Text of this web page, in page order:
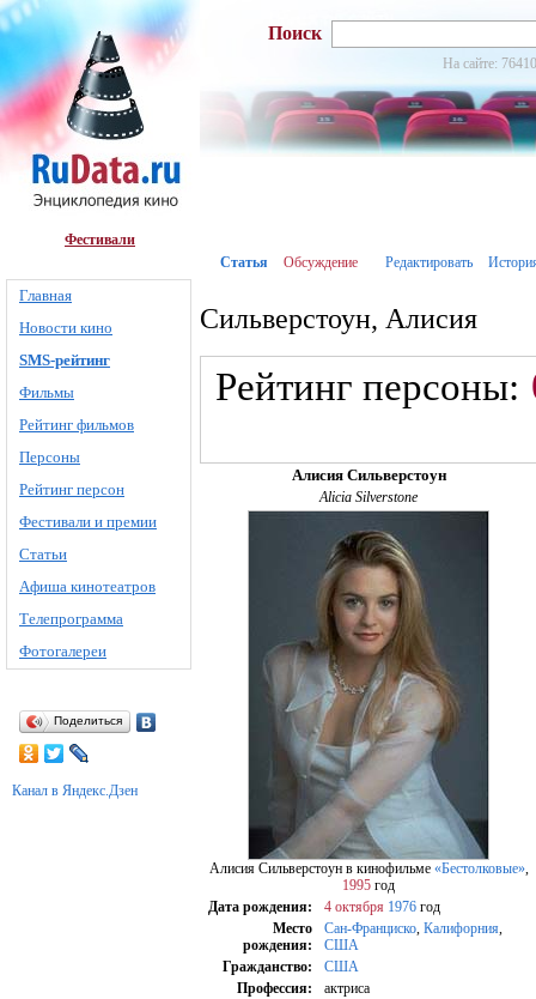
Фестивали
Главная
Новости кино
SMS-рейтинг
Фильмы
Рейтинг фильмов
Персоны
Рейтинг персон
Фестивали и премии
Статьи
Афиша кинотеатров
Телепрограмма
Фотогалереи
Поделиться
Канал в Яндекс.Дзен
Поиск
На сайте:
Статья Обсуждение Редактировать
Сильверстоун, Алисия
Рейтинг персоны:
Алисия Сильверстоун
Alicia Silverstone
Алисия Сильверстоун в кинофильме «Бестолковые»,
1995 год
Дата рождения:
4 октября 1976 год
Место
рождения:
Сан-Франциско Калифорния
США
Гражданство:
США
Профессия:
актриса